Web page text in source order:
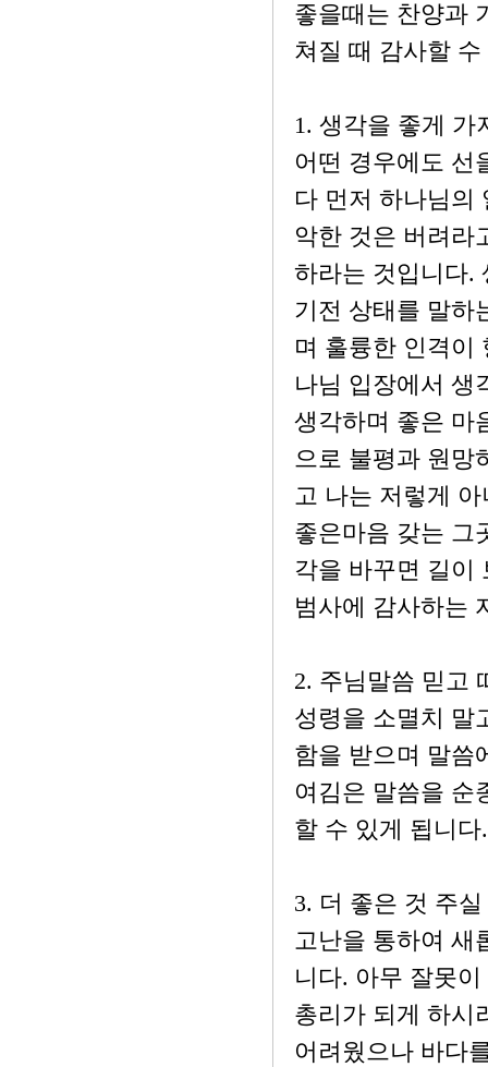
좋을때는 찬양과
쳐질 때 감사할
1. 생각을 좋게 가
어떤 경우에도 선
다 먼저 하나님의
악한 것은 버려라
하라는 것입니다.
기전 상태를 말하
며 훌륭한 인격이
나님 입장에서 생
생각하며 좋은 마
으로 불평과 원망
고 나는 저렇게
좋은마음 갖는 그
각을 바꾸면 길이
범사에 감사하는
2. 주님말씀 믿고
성령을 소멸치 말
함을 받으며 말씀
여김은 말씀을 순
할 수 있게 됩니다.
3. 더 좋은 것 주
고난을 통하여 새
니다. 아무 잘못
총리가 되게 하시
어려웠으나 바다